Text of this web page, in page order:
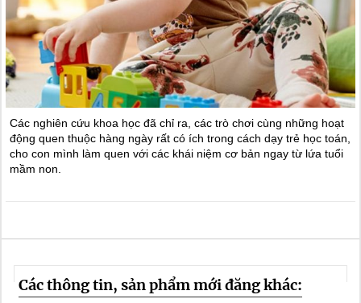
Các nghiên cứu khoa học đã chỉ ra, các trò chơi cùng những hoạt
động quen thuộc hàng ngày rất có ích trong cách dạy trẻ học toán,
cho con mình làm quen với các khái niệm cơ bản ngay từ lứa tuổi
mầm non.
Các thông tin, sản phẩm mới đăng khác: